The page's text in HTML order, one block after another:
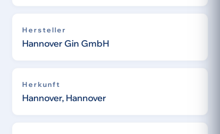
Hersteller
Hannover Gin GmbH
Herkunft
Hannover, Hannover